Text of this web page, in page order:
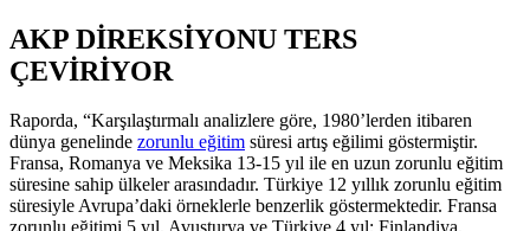
AKP DİREKSİYONU TERS
ÇEVİRİYOR
Raporda, “Karşılaştırmalı analizlere göre, 1980’lerden itibaren
dünya genelinde zorunlu eğitim süresi artış eğilimi göstermiştir.
Fransa, Romanya ve Meksika 13-15 yıl ile en uzun zorunlu eğitim
süresine sahip ülkeler arasındadır. Türkiye 12 yıllık zorunlu eğitim
süresiyle Avrupa’daki örneklerle benzerlik göstermektedir. Fransa